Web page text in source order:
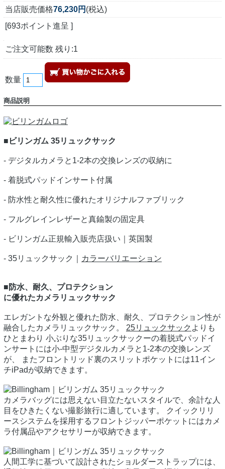
当店販売価格76,230円 (税込)
[693ポイント進呈 ]
ご注文可能数 残り:1
数量
商品説明
■ビリンガム 35リュックサック
- デジタルカメラと1-2本の交換レンズの収納に
- 着脱式パッドインサート付属
- 防水性と耐久性に優れたオリジナルファブリック
- フルグレインレザーと真鍮製の固定具
- ビリンガム正規輸入販売店扱い｜英国製
- 35リュックサック｜ カラーバリエーション
■防水、耐久、プロテクション
に優れたカメラリュックサック
エレガントな外観と優れた防水、耐久、プロテクション性が
融合したカメラリュックサック。 25リュックサック よりも
ひとまわり 小ぶりな35リュックサックーの着脱式パッドイ
ンサートには小-中型デジタルカメラと1-2本の交換レンズ
が、 またフロントリッド裏のスリットポケットには11イン
チiPadが収納できます。
カメラバッグには思えない目立たないスタイルで、余計な人
目をひきたくない撮影旅行に適しています。 クイックリリ
ースシステムを採用するフロントジッパーポケットにはカメ
ラ付属品やアクセサリーが収納できます。
人間工学に基づいて設計されたショルダーストラップには、